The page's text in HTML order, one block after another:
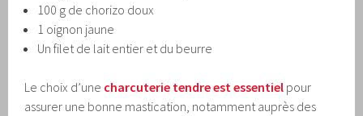
100 g de chorizo doux
1 oignon jaune
Un filet de lait entier et du beurre
Le choix d’une charcuterie tendre est essentiel pour
assurer une bonne mastication, notamment auprès des